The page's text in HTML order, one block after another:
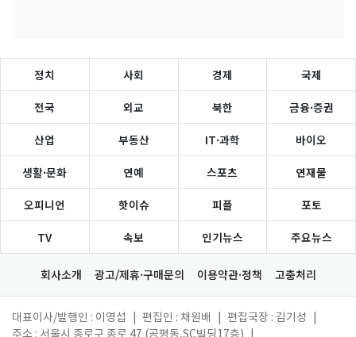
정치 사회 경제 국제
전국 외교 북한 금융·증권
산업 부동산 IT·과학 바이오
생활·문화 연예 스포츠 연재물
오피니언 핫이슈 피플 포토
TV 속보 인기뉴스 주요뉴스
회사소개 광고/제휴·구매문의 이용약관·정책 고충처리
대표이사/발행인 : 이영섭 편집인 : 채원배 편집국장 : 김기성
주소 : 서울시 종로구 종로 47 (공평동,SC빌딩17층)